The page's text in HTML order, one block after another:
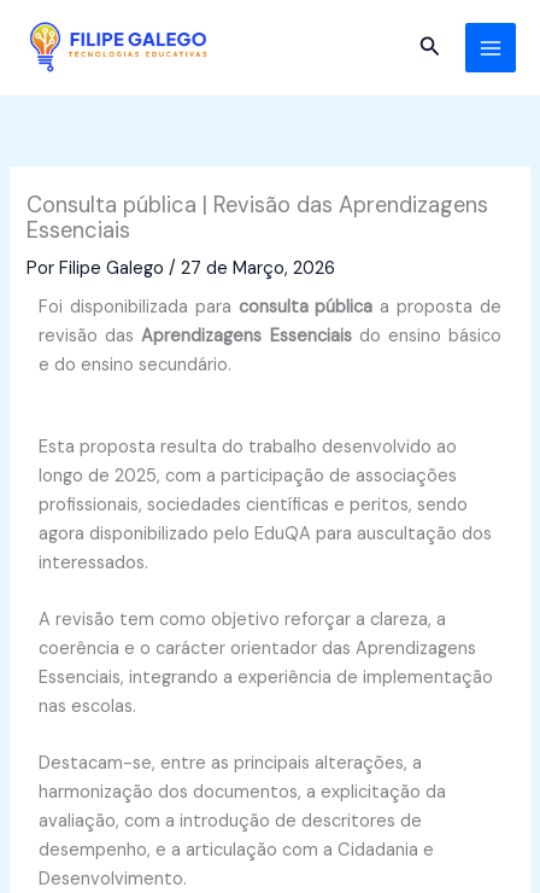
content
Search
Consulta pública | Revisão das Aprendizagens
Essenciais
Por Filipe Galego/27 de Março, 2026
Foi disponibilizada para consulta pública a proposta de
revisão dasAprendizagens Essenciaisdo ensino básico
e do ensino secundário.
Esta proposta resulta do trabalho desenvolvido ao
longo de 2025, com a participação de associações
profissionais, sociedades científicas e peritos, sendo
agora disponibilizado pelo EduQA para auscultação dos
interessados.
A revisão tem como objetivo reforçar a clareza, a
coerência e o carácter orientador das Aprendizagens
Essenciais, integrando a experiência de implementação
nas escolas.
Destacam-se, entre as principais alterações, a
harmonização dos documentos, a explicitação da
avaliação, com a introdução de descritores de
desempenho, e a articulação com a Cidadania e
Desenvolvimento.